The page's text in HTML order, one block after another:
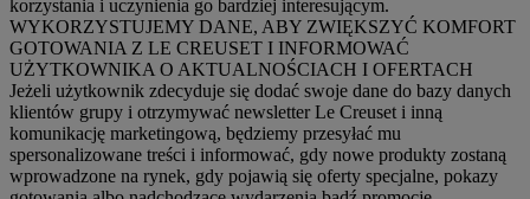
korzystania i uczynienia go bardziej interesującym.
WYKORZYSTUJEMY DANE, ABY ZWIĘKSZYĆ KOMFORT
GOTOWANIA Z LE CREUSET I INFORMOWAĆ
UŻYTKOWNIKA O AKTUALNOŚCIACH I OFERTACH
Jeżeli użytkownik zdecyduje się dodać swoje dane do bazy danych
klientów grupy i otrzymywać newsletter Le Creuset i inną
komunikację marketingową, będziemy przesyłać mu
spersonalizowane treści i informować, gdy nowe produkty zostaną
wprowadzone na rynek, gdy pojawią się oferty specjalne, pokazy